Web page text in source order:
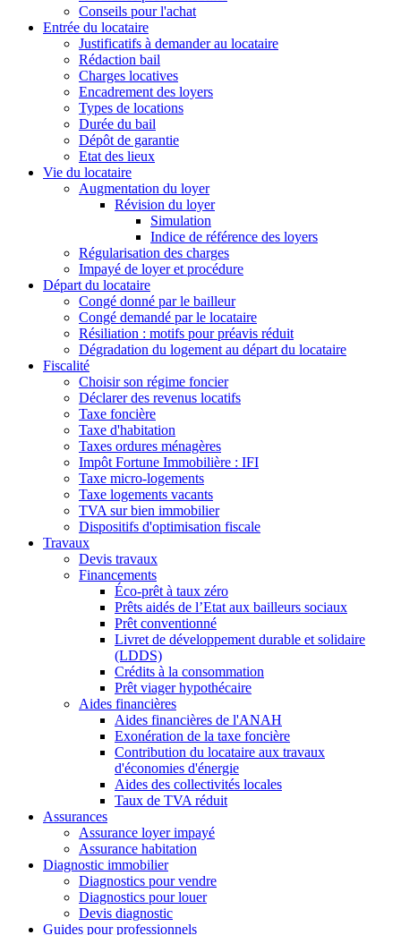
Conseils pour l'achat
Entrée du locataire
Justificatifs à demander au locataire
Rédaction bail
Charges locatives
Encadrement des loyers
Types de locations
Durée du bail
Dépôt de garantie
Etat des lieux
Vie du locataire
Augmentation du loyer
Révision du loyer
Simulation
Indice de référence des loyers
Régularisation des charges
Impayé de loyer et procédure
Départ du locataire
Congé donné par le bailleur
Congé demandé par le locataire
Résiliation : motifs pour préavis réduit
Dégradation du logement au départ du locataire
Fiscalité
Choisir son régime foncier
Déclarer des revenus locatifs
Taxe foncière
Taxe d'habitation
Taxes ordures ménagères
Impôt Fortune Immobilière : IFI
Taxe micro-logements
Taxe logements vacants
TVA sur bien immobilier
Dispositifs d'optimisation fiscale
Travaux
Devis travaux
Financements
Éco-prêt à taux zéro
Prêts aidés de l’Etat aux bailleurs sociaux
Prêt conventionné
Livret de développement durable et solidaire
(LDDS)
Crédits à la consommation
Prêt viager hypothécaire
Aides financières
Aides financières de l'ANAH
Exonération de la taxe foncière
Contribution du locataire aux travaux
d'économies d'énergie
Aides des collectivités locales
Taux de TVA réduit
Assurances
Assurance loyer impayé
Assurance habitation
Diagnostic immobilier
Diagnostics pour vendre
Diagnostics pour louer
Devis diagnostic
Guides pour professionnels